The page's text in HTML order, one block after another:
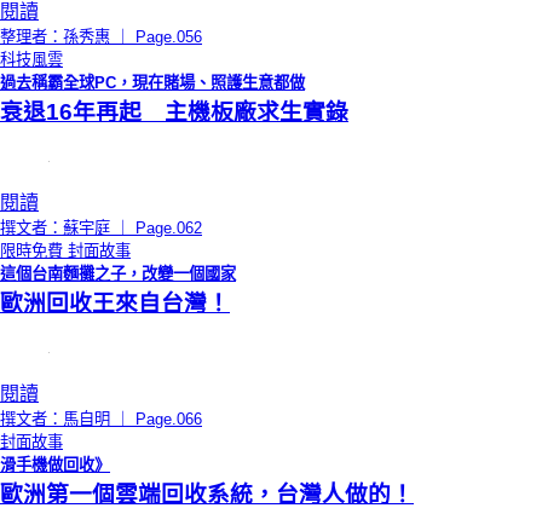
閱讀
整理者：孫秀惠 ｜ Page.056
科技風雲
過去稱霸全球PC，現在賭場、照護生意都做
衰退16年再起 主機板廠求生實錄
閱讀
撰文者：蘇宇庭 ｜ Page.062
限時免費 封面故事
這個台南麵攤之子，改變一個國家
歐洲回收王來自台灣！
閱讀
撰文者：馬自明 ｜ Page.066
封面故事
滑手機做回收》
歐洲第一個雲端回收系統，台灣人做的！